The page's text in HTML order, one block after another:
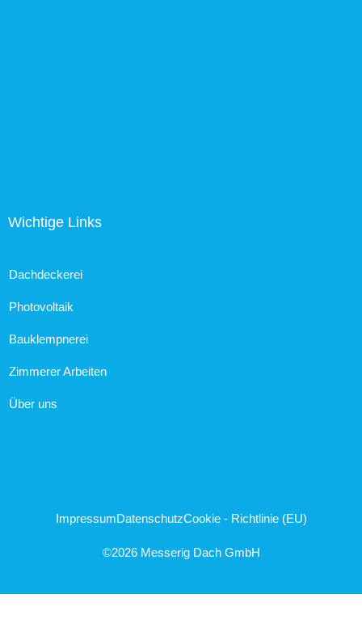
Wichtige Links
Dachdeckerei
Photovoltaik
Bauklempnerei
Zimmerer Arbeiten
Über uns
ImpressumDatenschutzCookie - Richtlinie (EU)
©2026 Messerig Dach GmbH